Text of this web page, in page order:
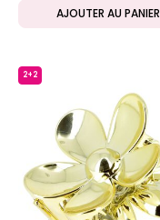
AJOUTER AU PANIER
2+2